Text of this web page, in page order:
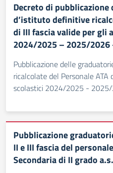
Decreto di
d’istituto definitive
di III fascia valide per gli
2024/2025 – 2025/
Pubblicazione delle
ricalcolate del Personale
scolastici 2024/2025 -
Pubblicazione
II e III fascia del
Secondaria di II grado